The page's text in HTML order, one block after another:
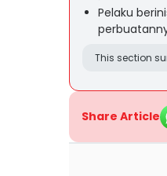
Pelaku
This section
Share Article